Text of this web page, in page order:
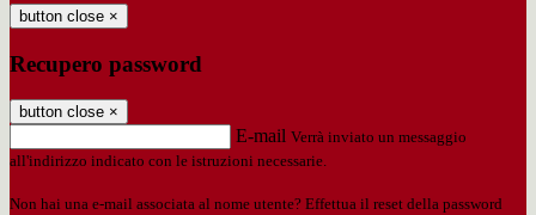
button close ×
Recupero password
button close ×
E-mail Verrà inviato un messaggio
all'indirizzo indicato con le istruzioni necessarie.
Non hai una e-mail associata al nome utente? Effettua il reset della password